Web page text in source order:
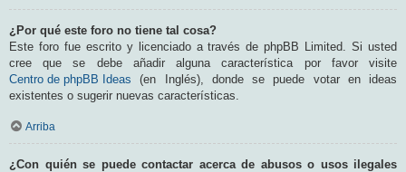
¿Por qué este foro no tiene tal cosa?
Este foro fue escrito y licenciado a través de phpBB Limited. Si usted
cree que se debe añadir alguna característica por favor visite
Centro de phpBB Ideas (en Inglés), donde se puede votar en ideas
existentes o sugerir nuevas características.
Arriba
¿Con quién se puede contactar acerca de abusos o usos ilegales